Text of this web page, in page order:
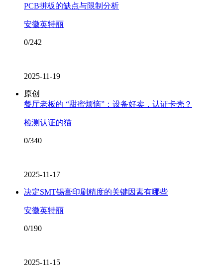
PCB拼板的缺点与限制分析
安徽英特丽
0/242
2025-11-19
原创
餐厅老板的 “甜蜜烦恼”：设备好卖，认证卡壳？
检测认证的猫
0/340
2025-11-17
决定SMT锡膏印刷精度的关键因素有哪些
安徽英特丽
0/190
2025-11-15